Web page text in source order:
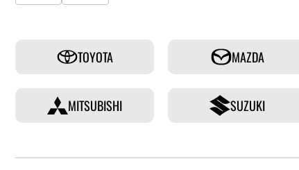
TOYOTA MAZDA
MITSUBISHI SUZUKI